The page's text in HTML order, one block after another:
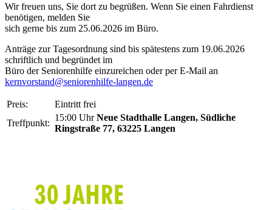
Wir freuen uns, Sie dort zu begrüßen. Wenn Sie einen Fahrdienst
benötigen, melden Sie
sich gerne bis zum 25.06.2026 im Büro.
Anträge zur Tagesordnung sind bis spätestens zum 19.06.2026
schriftlich und begründet im
Büro der Seniorenhilfe einzureichen oder per E-Mail an
kernvorstand@seniorenhilfe-langen.de
Preis:
Eintritt frei
Treffpunkt:
15:00 UhrNeue Stadthalle Langen, Südliche
Ringstraße 77, 63225 Langen